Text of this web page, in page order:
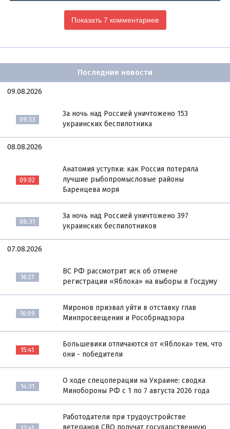
Показать 7 комментариев
Последние новости
09.08.2026
09:33
За ночь над Россией уничтожено 153
украинских беспилотника
08.08.2026
09:02
Анатомия уступки: как Россия потеряла
лучшие рыбопромысловые районы
Баренцева моря
08:31
За ночь над Россией уничтожено 397
украинских беспилотников
07.08.2026
16:21
ВС РФ рассмотрит иск об отмене
регистрации «Яблока» на выборы в Госдуму
16:09
Миронов призвал уйти в отставку глав
Минпросвещения и Рособрнадзора
15:41
Большевики отличаются от «Яблока» тем, что
они - победители
14:31
О ходе спецоперации на Украине: сводка
Минобороны РФ с 1 по 7 августа 2026 года
Работодатели при трудоустройстве
ветеранов СВО получат государственную